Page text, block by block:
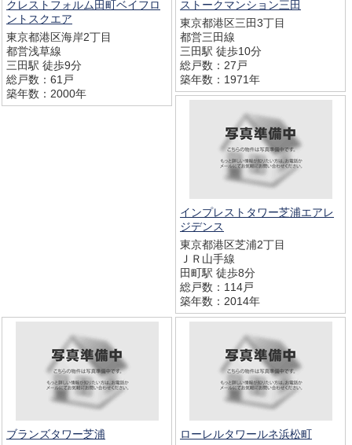
クレストフォルム田町ベイフロ
ントスクエア
東京都港区海岸2丁目
都営浅草線
三田駅 徒歩9分
総戸数：61戸
築年数：2000年
ストークマンション三田
東京都港区三田3丁目
都営三田線
三田駅 徒歩10分
総戸数：27戸
築年数：1971年
インプレストタワー芝浦エアレ
ジデンス
東京都港区芝浦2丁目
ＪＲ山手線
田町駅 徒歩8分
総戸数：114戸
築年数：2014年
ブランズタワー芝浦
ローレルタワールネ浜松町